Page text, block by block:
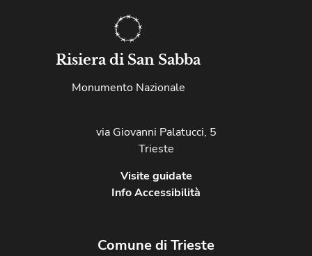
Risiera di San Sabba
Monumento Nazionale
via Giovanni Palatucci, 5
Trieste
Visite guidate
Info Accessibilità
Comune di Trieste